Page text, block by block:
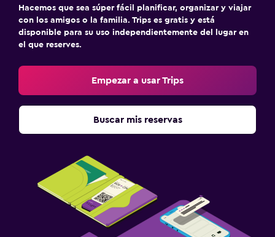
Hacemos que sea súper fácil planificar, organizar y viajar
con los amigos o la familia. Trips es gratis y está
disponible para su uso independientemente del lugar en
el que reserves.
Empezar a usar Trips
Buscar mis reservas